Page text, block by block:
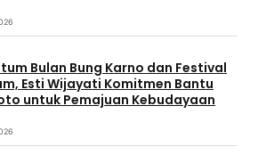
Bulan Bung Karno dan Festival
Esti Wijayati Komitmen Bantu
untuk Pemajuan Kebudayaan